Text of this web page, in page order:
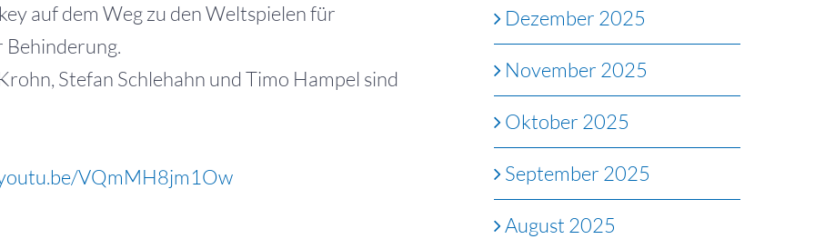
auf dem Weg zu den Weltspielen für
Behinderung.
Stefan Schlehahn und Timo Hampel sind
VQmMH8jm1Ow
Dezember 2025
November 2025
Oktober 2025
September 2025
August 2025